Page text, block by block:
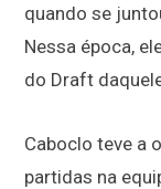
quando se
Nessa época,
do Draft
Caboclo teve a
partidas na